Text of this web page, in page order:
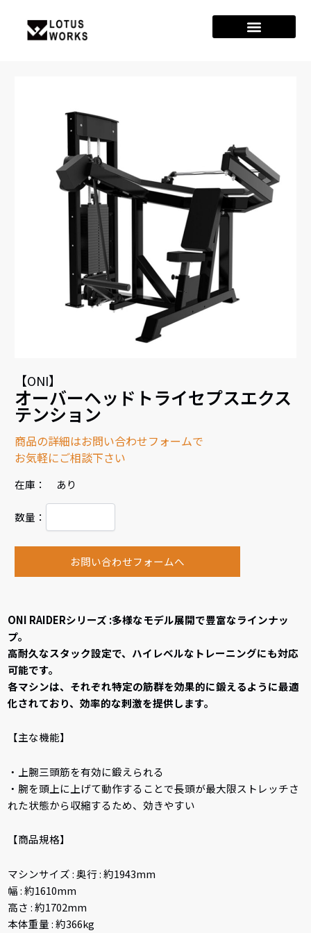
【ONI】
オーバーヘッドトライセプスエクス
テンション
商品の詳細はお問い合わせフォームで
お気軽にご相談下さい
在庫： あり
数量：
お問い合わせフォームへ
ONI RAIDERシリーズ :多様なモデル展開で豊富なラインナッ
プ。
高耐久なスタック設定で、ハイレベルなトレーニングにも対応
可能です。
各マシンは、それぞれ特定の筋群を効果的に鍛えるように最適
化されており、効率的な刺激を提供します。
【主な機能】
・上腕三頭筋を有効に鍛えられる
・腕を頭上に上げて動作することで長頭が最大限ストレッチさ
れた状態から収縮するため、効きやすい
【商品規格】
マシンサイズ : 奥行 : 約1943mm
幅 : 約1610mm
高さ : 約1702mm
本体重量 : 約366kg